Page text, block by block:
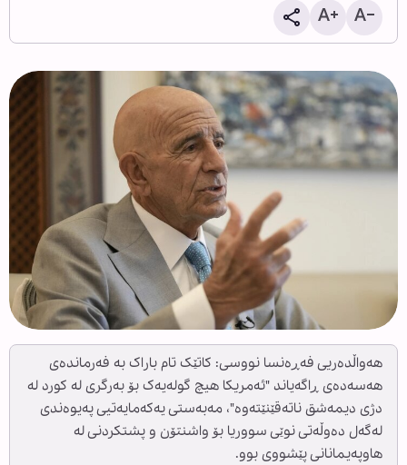
هەواڵدەریی فەڕەنسا نووسی: کاتێک تام باراک بە فەرماندەی
هەسەدەی ڕاگەیاند "ئەمریکا هیچ گولەیەک بۆ بەرگری لە کورد لە
دژی دیمەشق ناتەقێنێتەوە"، مەبەستی یەکەمایەتیی پەیوەندی
لەگەل دەوڵەتی نوێی سووریا بۆ واشنتۆن و پشتکردنی لە
هاوپەیمانانی پێشووی بوو.